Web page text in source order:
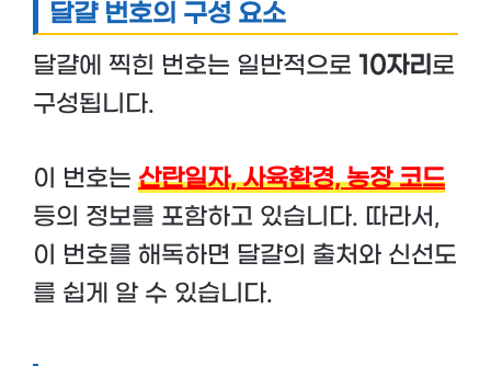
달걀 번호의 구성 요소
달걀에 찍힌 번호는 일반적으로 10자리 로
구성됩니다.
이 번호는 산란일자, 사육환경, 농장 코드
등의 정보를 포함하고 있습니다. 따라서,
이 번호를 해독하면 달걀의 출처와 신선도
를 쉽게 알 수 있습니다.